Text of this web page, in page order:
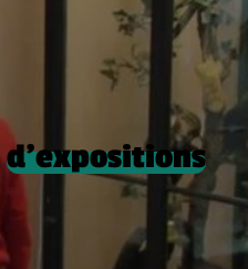
d’expositions